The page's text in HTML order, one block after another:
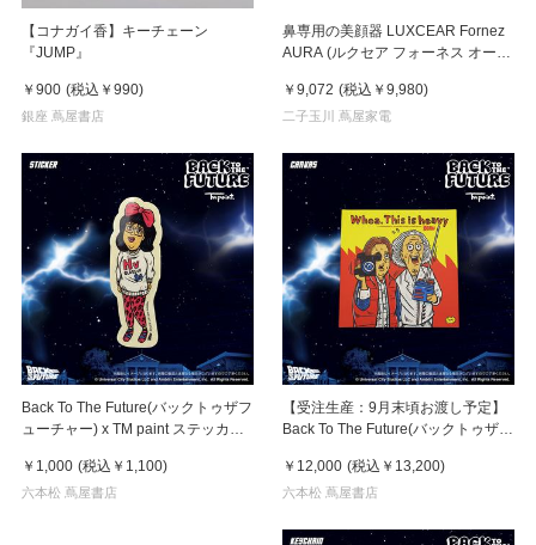
【コナガイ香】キーチェーン
『JUMP』
￥900 (税込 ￥990)
銀座 蔦屋書店
鼻専用の美顔器 LUXCEAR Fornez
AURA (ルクセア フォーネス オー
￥9,072 (税込 ￥9,980)
二子玉川 蔦屋家電
Back To The Future(バックトゥザフ
ューチャー) x TM paint ステッカー
￥1,000 (税込 ￥1,100)
六本松 蔦屋書店
【受注生産：9月末頃お渡し予定】
Back To The Future(バックトゥザフ
Marty & Doc(マーティ＆ドク)
￥12,000 (税込 ￥13,200)
六本松 蔦屋書店